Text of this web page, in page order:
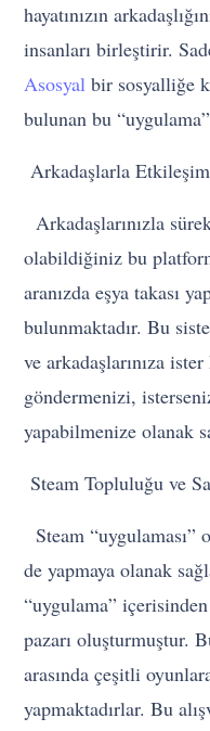
hayatınızın
insanları birleştirir.
Asosyal bir sosyalliğe
bulunan bu
Arkadaşlarla
Arkadaşlarınızla
olabildiğiniz bu
aranızda eşya takası
bulunmaktadır. Bu
ve arkadaşlarınıza
göndermenizi,
yapabilmenize olanak
Steam Topluluğu ve
Steam
de yapmaya olanak
“uygulama”
pazarı oluşturmuştur.
arasında çeşitli
yapmaktadırlar. Bu